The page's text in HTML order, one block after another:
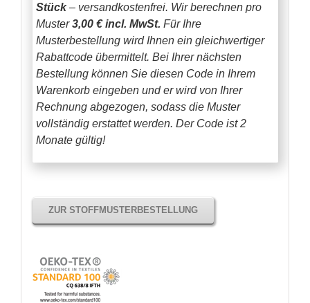
Stück– versandkostenfrei. Wir berechnen pro
Muster3,00 € incl. MwSt. Für Ihre
Musterbestellung wird Ihnen ein gleichwertiger
Rabattcode übermittelt. Bei Ihrer nächsten
Bestellung können Sie diesen Code in Ihrem
Warenkorb eingeben und er wird von Ihrer
Rechnung abgezogen, sodass die Muster
vollständig erstattet werden. Der Code ist 2
Monate gültig!
ZUR STOFFMUSTERBESTELLUNG